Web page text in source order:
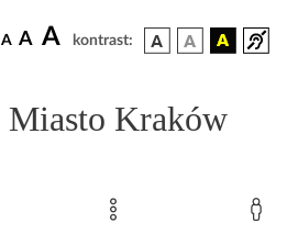
A A A kontrast:
Miasto Kraków